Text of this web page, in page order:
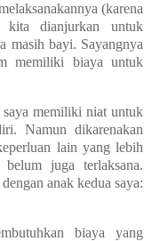
(karena
kita dianjurkan untuk
masih bayi. Sayangnya
memiliki biaya untuk
saya memiliki niat untuk
Namun dikarenakan
lain yang lebih
juga terlaksana.
anak kedua saya:
biaya yang